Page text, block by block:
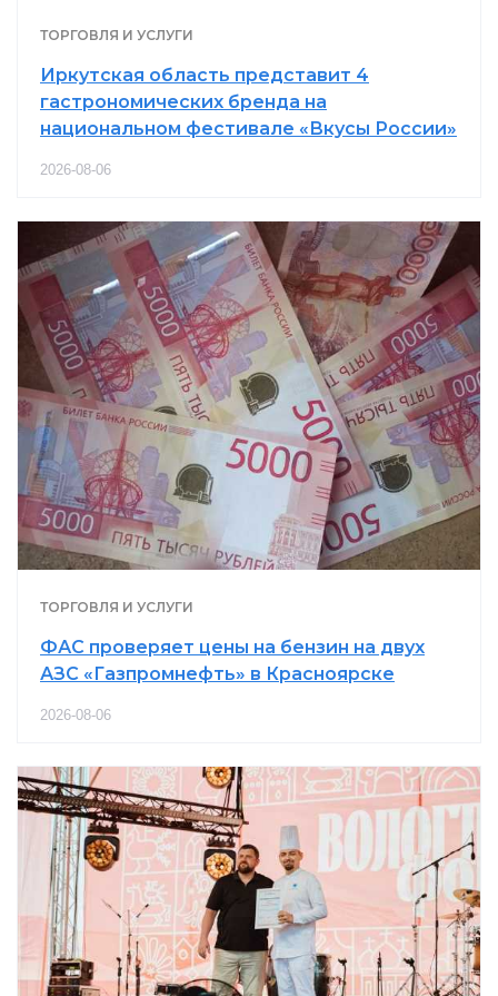
ТОРГОВЛЯ И УСЛУГИ
Иркутская область представит 4
гастрономических бренда на
национальном фестивале «Вкусы России»
2026-08-06
ТОРГОВЛЯ И УСЛУГИ
ФАС проверяет цены на бензин на двух
АЗС «Газпромнефть» в Красноярске
2026-08-06